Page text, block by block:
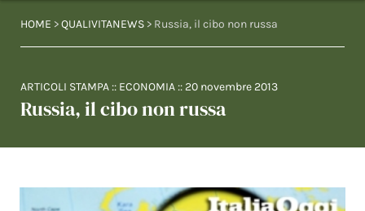
HOME >QUALIVITANEWS > Russia, il cibo non russa
ARTICOLI STAMPA :: ECONOMIA :: 20 novembre 2013
Russia, il cibo non russa